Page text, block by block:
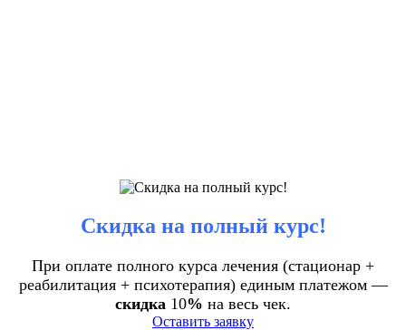
Скидка на полный курс!
При оплате полного курса лечения (стационар +
реабилитация + психотерапия) единым платежом —
скидка 10% на весь чек.
Оставить заявку